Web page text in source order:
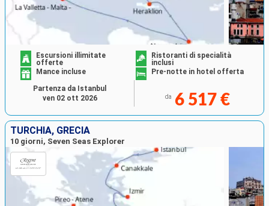
Escursioni illimitate
offerte
Ristoranti di specialità
inclusi
Mance incluse
Pre-notte in hotel offerta
da 6 517 €
Partenza da Istanbul
ven 02 ott 2026
TURCHIA, GRECIA
10 giorni, Seven Seas Explorer